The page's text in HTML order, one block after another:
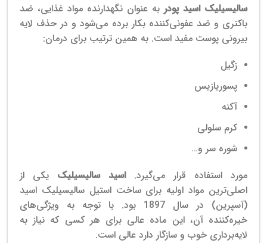
سالیسیلیک اسید پودر به عنوان نگهدارنده مواد غذایی، ضد
باکتری و ضد عفونی‌کننده بکار برده می‌شود و در حذف لایه
بیرونی پوست مفید است. به همین ترتیب برای درمان:
زگیل
پسوریازیس
آکنه
کرم سلولی
شوره سر و…
مورد استفاده قرار می‌گیرد.اسید سالیسیلیک یکی از
اصلی‌ترین مواد اولیه برای ساخت استیل سالیسیلیک اسید
(آسپرین) در سال 1897 بود.
با توجه به ویژگی‌های
خیره‌کننده آن، این ماده عالی برای هر کسی که نیاز به
لایه‌برداری خوب و سازگار دارد عالی است.